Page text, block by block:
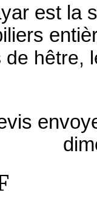
est la
de hêtre,